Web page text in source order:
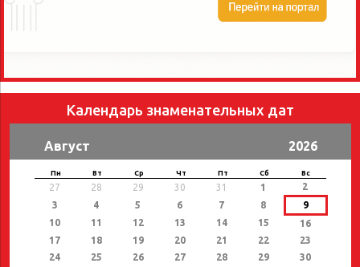
Календарь знаменательных дат
Август 2026
Пн Вт Ср Чт Пт Сб Вс
27 28 29 30 31 1
2
3
4 5 6 7 8
9
10
11 12 13 14 15
16
17
18 19 20 21 22
23
24
25 26 27 28 29 30